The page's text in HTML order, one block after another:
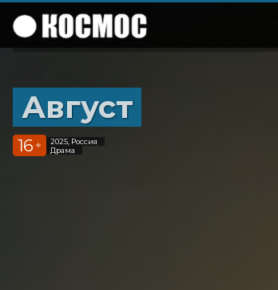
Август
16 +
2025, Россия
Драма